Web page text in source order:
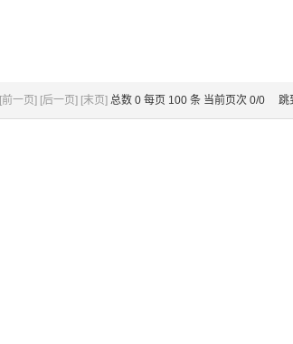
[前一页] [后一页] [末页] 总数 0 每页 100 条 当前页次 0/0 跳